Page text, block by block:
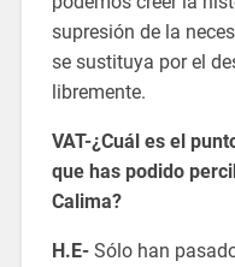
supresión de la
se sustituya por el
libremente.
VAT-¿Cuál es el
que has podido
Calima?
H.E- Sólo han